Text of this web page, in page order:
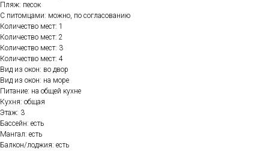
Пляж: песок
С питомцами: можно, по согласованию
Количество мест: 1
Количество мест: 2
Количество мест: 3
Количество мест: 4
Вид из окон: во двор
Вид из окон: на море
Питание: на общей кухне
Кухня: общая
Этаж: 3
Бассейн: есть
Мангал: есть
Балкон/лоджия: есть